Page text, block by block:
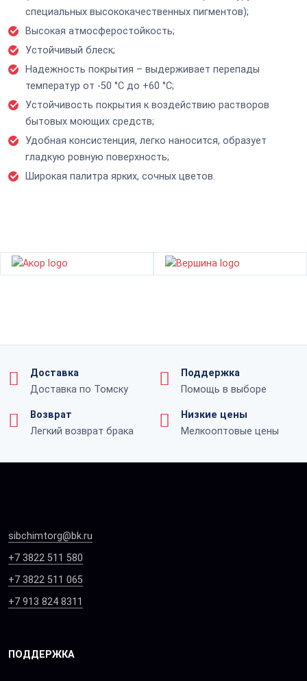
специальных высококачественных пигментов);
Высокая атмосферостойкость;
Устойчивый блеск;
Надежность покрытия – выдерживает перепады
температур от -50 °С до +60 °С;
Устойчивость покрытия к воздействию растворов
бытовых моющих средств;
Удобная консистенция, легко наносится, образует
гладкую ровную поверхность;
Широкая палитра ярких, сочных цветов.
Доставка
Доставка по Томску
Поддержка
Помощь в выборе
Возврат
Легкий возврат брака
Низкие цены
Мелкооптовые цены
sibchimtorg@bk.ru
+7 3822 511 580
+7 3822 511 065
+7 913 824 8311
ПОДДЕРЖКА